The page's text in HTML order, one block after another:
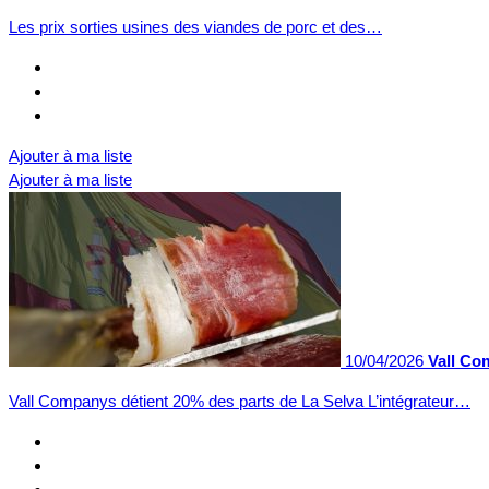
Les prix sorties usines des viandes de porc et des…
Ajouter à ma liste
Ajouter à ma liste
10/04/2026 Vall
Vall Companys détient 20% des parts de La Selva L’intégrateur…